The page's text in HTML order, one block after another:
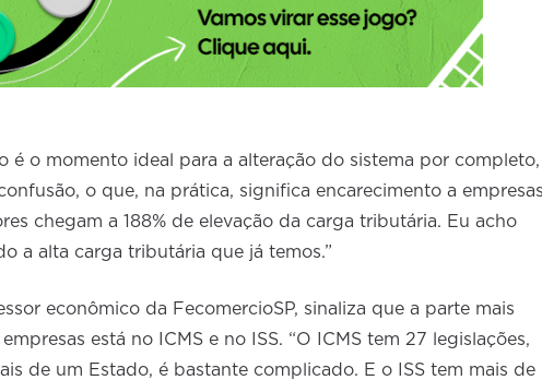
é o momento ideal para a alteração do sistema por completo,
o que, na prática, significa encarecimento a
chegam a 188% de elevação da carga tributária. Eu acho
a alta carga tributária que já temos.”
econômico da FecomercioSP, sinaliza que a parte mais
está no ICMS e no ISS. “O ICMS tem 27 legislações,
de um Estado, é bastante complicado. E o ISS tem mais de